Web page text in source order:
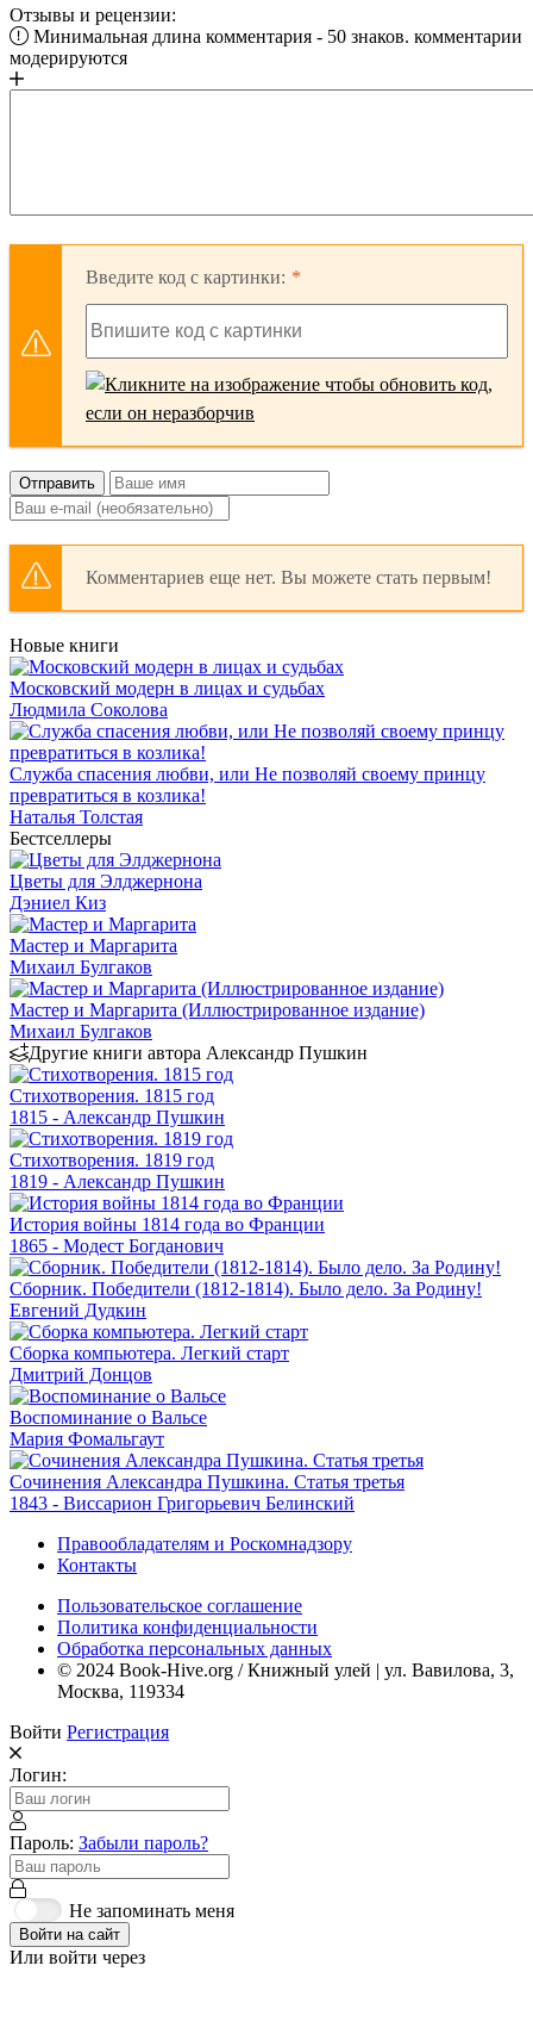
Отзывы и рецензии:
Минимальная длина комментария - 50 знаков. комментарии
модерируются
Введите код с картинки:
Отправить
Комментариев еще нет. Вы можете стать первым!
Новые книги
Московский модерн в лицах и судьбах
Людмила Соколова
Служба спасения любви, или Не позволяй своему принцу
превратиться в козлика!
Наталья Толстая
Бестселлеры
Цветы для Элджернона
Дэниел Киз
Мастер и Маргарита
Михаил Булгаков
Мастер и Маргарита (Иллюстрированное издание)
Михаил Булгаков
Другие книги автора Александр Пушкин
Стихотворения. 1815 год
1815 - Александр Пушкин
Стихотворения. 1819 год
1819 - Александр Пушкин
История войны 1814 года во Франции
1865 - Модест Богданович
Сборник. Победители (1812-1814). Было дело. За Родину!
Евгений Дудкин
Сборка компьютера. Легкий старт
Дмитрий Донцов
Воспоминание о Вальсе
Мария Фомальгаут
Сочинения Александра Пушкина. Статья третья
1843 - Виссарион Григорьевич Белинский
Правообладателям и Роскомнадзору
Контакты
Пользовательское соглашение
Политика конфиденциальности
Обработка персональных данных
© 2024 Book-Hive.org / Книжный улей | ул. Вавилова, 3,
Москва, 119334
Войти Регистрация
Логин:
Пароль: Забыли пароль?
Не запоминать меня
Войти на сайт
Или войти через